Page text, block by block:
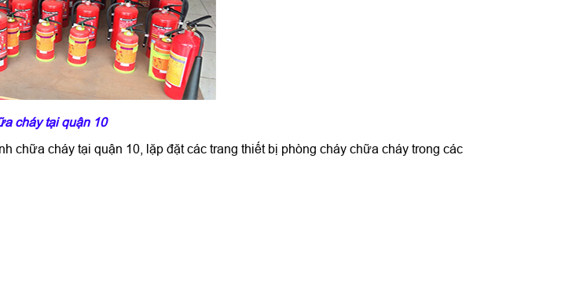
cháy tại quận 10
chữa cháy tại quận 10, lặp đặt các trang thiết bị phòng cháy chữa cháy trong các